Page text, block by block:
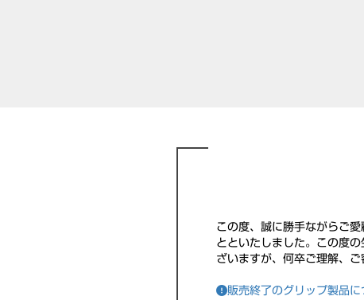
この度、誠に勝手ながらご
とといたしました。この度
ざいますが、何卒ご理解、
販売終了のグリップ製品に